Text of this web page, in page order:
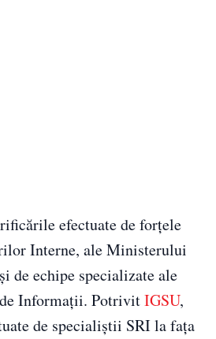
efectuate de forţele
Interne, ale Ministerului
de echipe specializate ale
Informaţii. PotrivitIGSU,
de specialiştii SRI la faţa